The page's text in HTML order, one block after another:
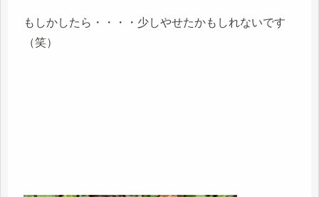
もしかしたら・・・・少しやせたかもしれないです
（笑）